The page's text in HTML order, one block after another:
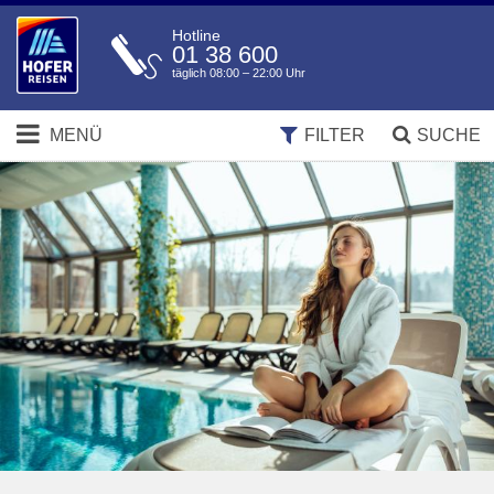
Hotline
01 38 600
täglich 08:00 – 22:00 Uhr
MENÜ SUCHE
FILTER